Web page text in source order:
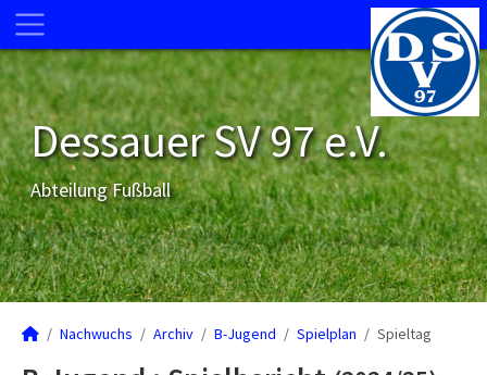
Dessauer SV 97 e.V.
Abteilung Fußball
Nachwuchs Archiv B-Jugend Spielplan Spieltag